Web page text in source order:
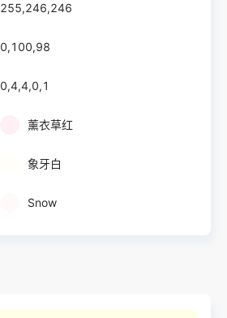
255,246,246
0,100,98
0,4,4,0,1
薰衣草红
象牙白
Snow